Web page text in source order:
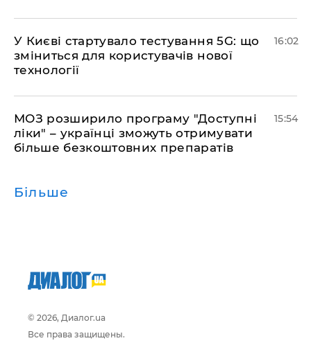
У Києві стартувало тестування 5G: що
зміниться для користувачів нової
технології
16:02
МОЗ розширило програму "Доступні
ліки" – українці зможуть отримувати
більше безкоштовних препаратів
15:54
Більше
© 2026, Диалог.ua
Все права защищены.